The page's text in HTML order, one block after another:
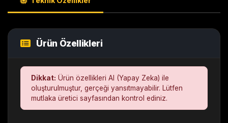
Ürün Özellikleri
Dikkat: Ürün özellikleri AI (Yapay Zeka) ile
oluşturulmuştur, gerçeği yansıtmayabilir. Lütfen
mutlaka üretici sayfasından kontrol ediniz.